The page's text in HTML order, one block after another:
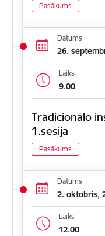
Pasākums
Datums
26.
Laiks
9.00
Tradicionālo
1.sesija
Pasākums
Datums
2. oktobris,
Laiks
12.00